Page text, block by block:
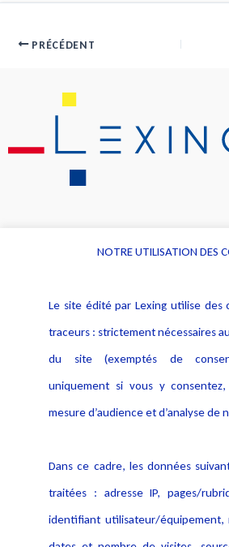
PRÉCÉDENT
Alerte professionnelle
Déclaration d'accessibilité
Notice Légale
Politique de protection des
données
NOTRE UTILISATION DES
Le site édité par Lexing utilise des
traceurs : strictement nécessaires
du site (exemptés de
uniquement si vous y
mesure d’audience et d’analyse de
Dans ce cadre, les données
traitées : adresse IP, pages/
identifiant utilisateur/équipement,